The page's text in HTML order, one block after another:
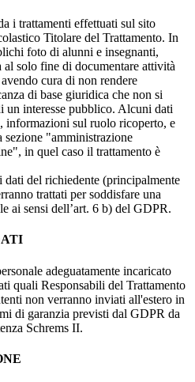
i trattamenti effettuati sul sito
Titolare del Trattamento. In
foto di alunni e insegnanti,
solo fine di documentare attività
cura di non rendere
di base giuridica che non si
un interesse pubblico. Alcuni dati
informazioni sul ruolo ricoperto, e
sezione "amministrazione
in quel caso il trattamento è
del richiedente (principalmente
trattati per soddisfare una
ai sensi dell’art. 6 b) del GDPR.
adeguatamente incaricato
quali Responsabili del Trattamento
non verranno inviati all'estero in
di garanzia previsti dal GDPR da
Schrems II.